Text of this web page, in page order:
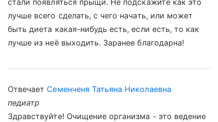
стали появляться прыщи. Не подскажите как это
лучше всего сделать, с чего начать, или может
быть диета какая-нибудь есть, если есть, то как
лучше из неё выходить. Заранее благодарна!
Отвечает Семенченя Татьяна Николаевна
педиатр
Здравствуйте! Очищение организма - это ведение